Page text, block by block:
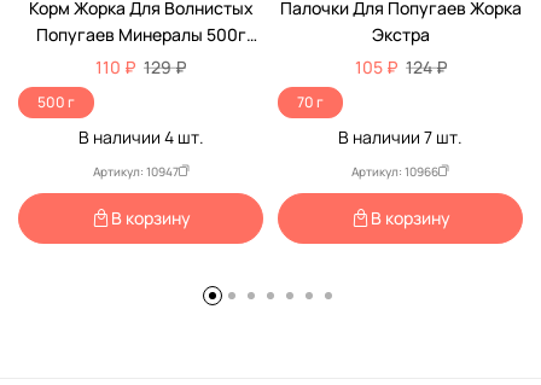
Корм Жорка Для Волнистых
Попугаев Минералы 500г
(1*18)
110 ₽ 129 ₽
500 г
В наличии 4шт.
Артикул: 10947
В корзину
Палочки Для Попугаев Жорка
Экстра
105 ₽ 124 ₽
70 г
В наличии 7 шт.
Артикул: 10966
В корзину